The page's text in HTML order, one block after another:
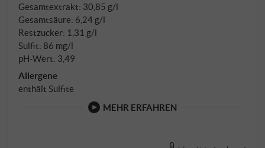
Gesamtextrakt: 30,85 g/l
Gesamtsäure: 6,24 g/l
Restzucker: 1,31 g/l
Sulfit: 86 mg/l
pH-Wert: 3,49
Allergene
enthält Sulfite
MEHR ERFAHREN